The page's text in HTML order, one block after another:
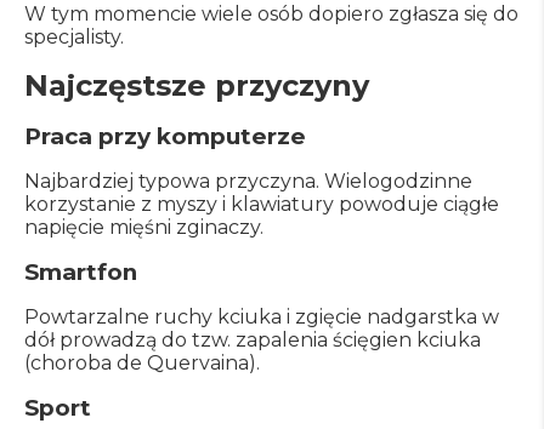
W tym momencie wiele osób dopiero zgłasza się do
specjalisty.
Najczęstsze przyczyny
Praca przy komputerze
Najbardziej typowa przyczyna. Wielogodzinne
korzystanie z myszy i klawiatury powoduje ciągłe
napięcie mięśni zginaczy.
Smartfon
Powtarzalne ruchy kciuka i zgięcie nadgarstka w
dół prowadzą do tzw. zapalenia ścięgien kciuka
(choroba de Quervaina).
Sport